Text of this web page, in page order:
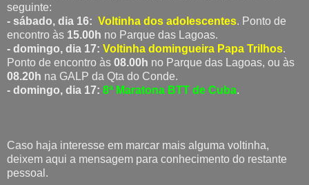
seguinte:
- sábado, dia 16: Voltinha dos adolescentes. Ponto de
encontro às 15.00h no Parque das Lagoas.
- domingo, dia 17: Voltinha domingueira Papa Trilhos.
Ponto de encontro às 08.00h no Parque das Lagoas, ou às
08.20h na GALP da Qta do Conde.
- domingo, dia 17: 8ª Maratona BTT de Cuba.
Caso haja interesse em marcar mais alguma voltinha,
deixem aqui a mensagem para conhecimento do restante
pessoal.